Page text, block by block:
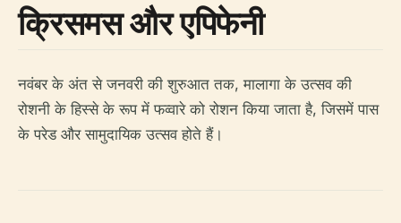
क्रिसमस और एपिफेनी
नवंबर के अंत से जनवरी की शुरुआत तक, मालागा के उत्सव की
रोशनी के हिस्से के रूप में फव्वारे को रोशन किया जाता है, जिसमें पास
के परेड और सामुदायिक उत्सव होते हैं।